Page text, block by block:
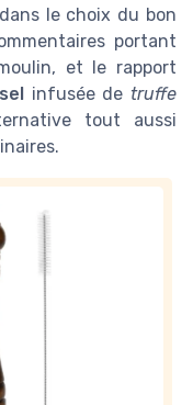
le choix du bon
portant
et le rapport
infusée de truffe
tout aussi